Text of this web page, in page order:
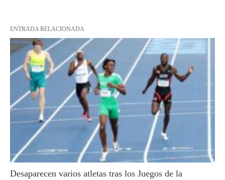
ENTRADA RELACIONADA
Desaparecen varios atletas tras los Juegos de la